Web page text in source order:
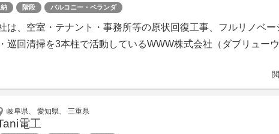
階段 バルコニー・ベランダ
は、空室・テナント・事務所等の原状回復工事、フルリノベ
巡回清掃を3本柱で活動しているWWW株式会社（ダブリュー
岐阜県、 愛知県、 三重県
電工